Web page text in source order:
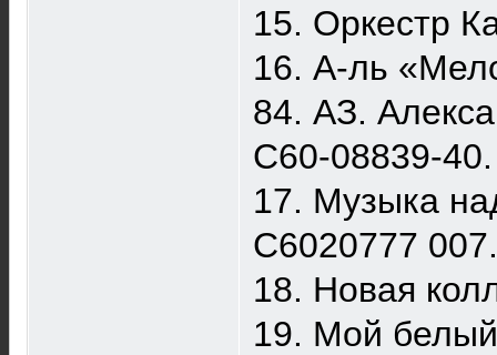
15. Оркестр
16. А-ль
84. АЗ.
С60-08839-40.
17. Музыка
С6020777 007.
18. Новая
19. Мой